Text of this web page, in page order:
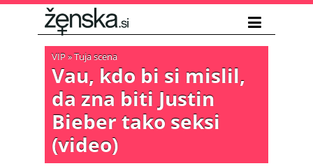
VIP»Tuja scena
Vau, kdo bi si mislil,
da zna biti Justin
Bieber tako seksi
(video)